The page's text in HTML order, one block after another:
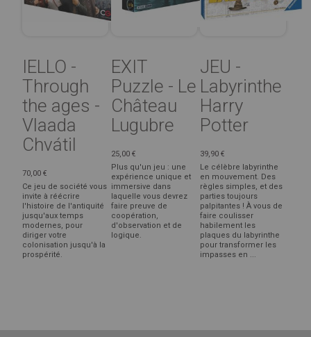
IELLO -
Through
the ages -
Vlaada
Chvátil
70,00 €
Ce jeu de société vous
invite à réécrire
l'histoire de l'antiquité
jusqu'aux temps
modernes, pour
diriger votre
colonisation jusqu'à la
prospérité.
EXIT
Puzzle - Le
Château
Lugubre
25,00 €
Plus qu'un jeu : une
expérience unique et
immersive dans
laquelle vous devrez
faire preuve de
coopération,
d'observation et de
logique.
JEU -
Labyrinthe
Harry
Potter
39,90 €
Le célèbre labyrinthe
en mouvement. Des
règles simples, et des
parties toujours
palpitantes ! À vous de
faire coulisser
habilement les
plaques du labyrinthe
pour transformer les
impasses en ...